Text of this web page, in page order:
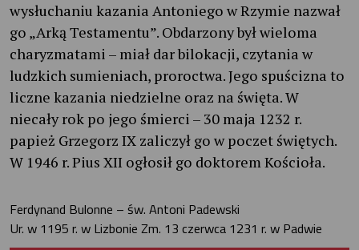
wysłuchaniu kazania Antoniego w Rzymie nazwał
go „Arką Testamentu”. Obdarzony był wieloma
charyzmatami – miał dar bilokacji, czytania w
ludzkich sumieniach, proroctwa. Jego spuścizna to
liczne kazania niedzielne oraz na święta. W
niecały rok po jego śmierci – 30 maja 1232 r.
papież Grzegorz IX zaliczył go w poczet świętych.
W 1946 r. Pius XII ogłosił go doktorem Kościoła.
Ferdynand Bulonne – św. Antoni Padewski
Ur. w 1195 r. w Lizbonie Zm. 13 czerwca 1231 r. w Padwie